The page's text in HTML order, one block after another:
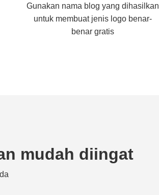
Gunakan nama blog yang dihasilkan
untuk membuat jenis logo benar-
benar gratis
mudah diingat